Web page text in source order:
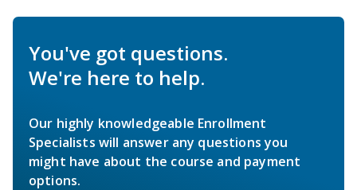
You've got questions.
We're here to help.
Our highly knowledgeable Enrollment
Specialists will answer any questions you
might have about the course and payment
options.